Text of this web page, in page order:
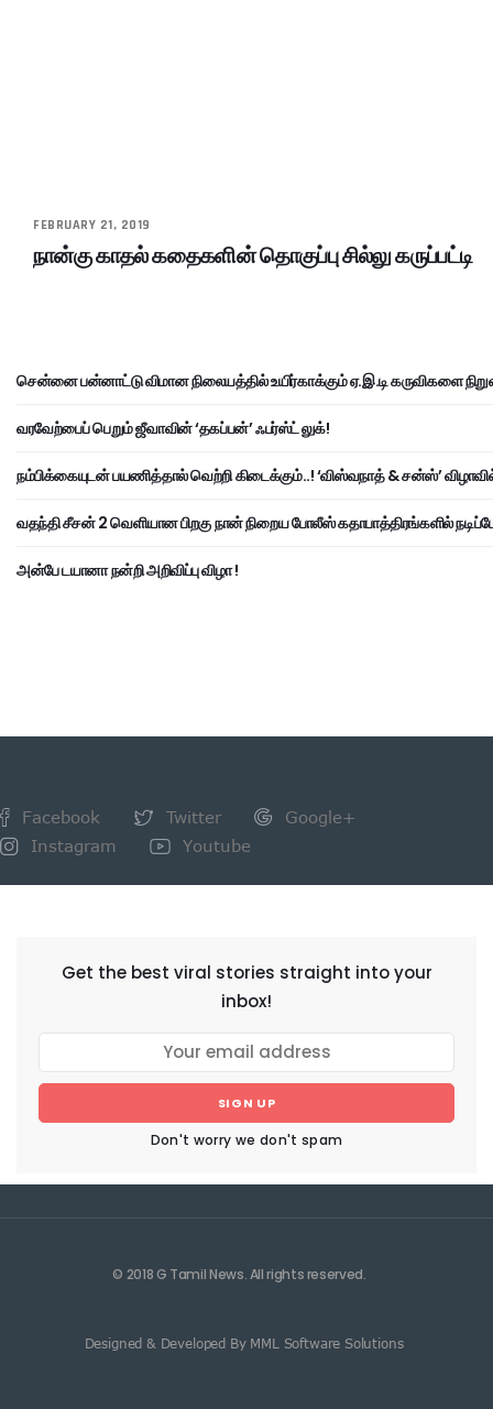
FEBRUARY 21, 2019
நான்கு காதல் கதைகளின் தொகுப்பு சில்லு கருப்பட்டி
சென்னை பன்னாட்டு விமான நிலையத்தில் உயிர்காக்கும் ஏ.இ.டி கருவிகளை
வரவேற்பைப் பெறும் ஜீவாவின் ‘தகப்பன்’ ஃபர்ஸ்ட் லுக்!
நம்பிக்கையுடன் பயணித்தால் வெற்றி கிடைக்கும்..! ‘விஸ்வநாத் & சன்ஸ்’
வதந்தி சீசன் 2 வெளியான பிறகு நான் நிறைய போலீஸ் கதாபாத்திரங்களில்
அன்பே டயானா நன்றி அறிவிப்பு விழா !
Facebook Twitter
Google+
Instagram
Youtube
Get the best viral stories straight into your
inbox!
SIGN UP
Don't worry we don't spam
© 2018 G Tamil News. All rights reserved.
Designed & Developed By MML Software Solutions